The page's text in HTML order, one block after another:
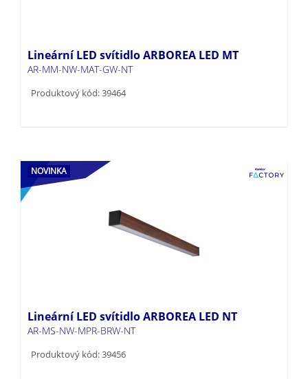
Lineární LED svítidlo ARBOREA LED MT
AR-MM-NW-MAT-GW-NT
Produktový kód: 39464
NOVINKA
Lineární LED svítidlo ARBOREA LED NT
AR-MS-NW-MPR-BRW-NT
Produktový kód: 39456